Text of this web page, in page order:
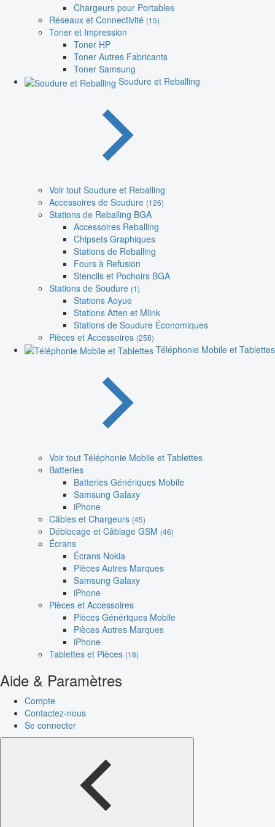
Chargeurs pour Portables
Réseaux et Connectivité (15)
Toner et Impression
Toner HP
Toner Autres Fabricants
Toner Samsung
Soudure et Reballing
Voir tout Soudure et Reballing
Accessoires de Soudure (126)
Stations de Reballing BGA
Accessoires Reballing
Chipsets Graphiques
Stations de Reballing
Fours à Refusion
Stencils et Pochoirs BGA
Stations de Soudure (1)
Stations Aoyue
Stations Atten et Mlink
Stations de Soudure Économiques
Pièces et Accessoires (258)
Téléphonie Mobile et Tablettes
Voir tout Téléphonie Mobile et Tablettes
Batteries
Batteries Génériques Mobile
Samsung Galaxy
iPhone
Câbles et Chargeurs (45)
Déblocage et Câblage GSM (46)
Écrans
Écrans Nokia
Pièces Autres Marques
Samsung Galaxy
iPhone
Pièces et Accessoires
Pièces Génériques Mobile
Pièces Autres Marques
iPhone
Tablettes et Pièces (18)
Aide & Paramètres
Compte
Contactez-nous
Se connecter